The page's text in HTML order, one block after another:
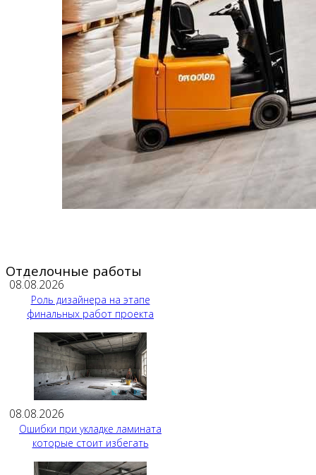
Отделочные работы
08.08.2026
Роль дизайнера на этапе
финальных работ проекта
08.08.2026
Ошибки при укладке ламината
которые стоит избегать